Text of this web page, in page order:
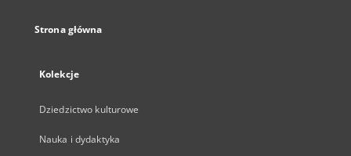
Strona główna
Kolekcje
Dziedzictwo kulturowe
Nauka i dydaktyka